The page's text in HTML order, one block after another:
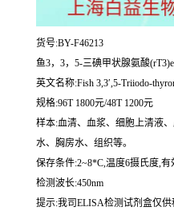
货号:BY-F46213
鱼3，3，5-三碘甲状腺氨酸
英文名称:Fish 3,3′,5-Triiodo-
规格:96T 1800元/48T 1200元
样本:血清、血浆、细胞上清液
水、胸房水、组织等。
保存条件:2~8*C,温度6摄氏度,有
检测波长:450nm
提示:我司ELISA检测试剂盒仅